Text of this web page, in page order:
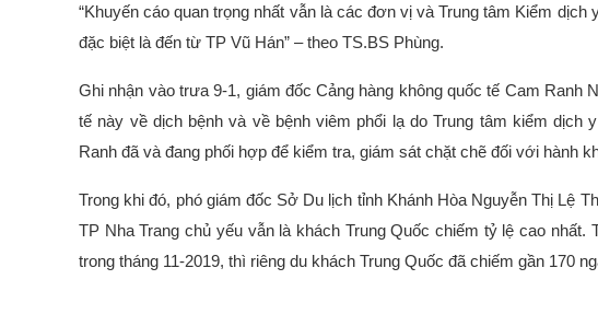
“Khuyến cáo quan trọng nhất vẫn là các đơn vị và Trung tâm Kiểm
đặc biệt là đến từ TP Vũ Hán” – theo TS.BS Phùng.
Ghi nhận vào trưa 9-1, giám đốc Cảng hàng không quốc tế Cam Ranh
tế này về dịch bệnh và về bệnh viêm phổi lạ do Trung tâm kiểm
Ranh đã và đang phối hợp để kiểm tra, giám sát chặt chẽ đối với hành
Trong khi đó, phó giám đốc Sở Du lịch tỉnh Khánh Hòa Nguyễn Thị Lệ
TP Nha Trang chủ yếu vẫn là khách Trung Quốc chiếm tỷ lệ cao
trong tháng 11-2019, thì riêng du khách Trung Quốc đã chiếm gần 170